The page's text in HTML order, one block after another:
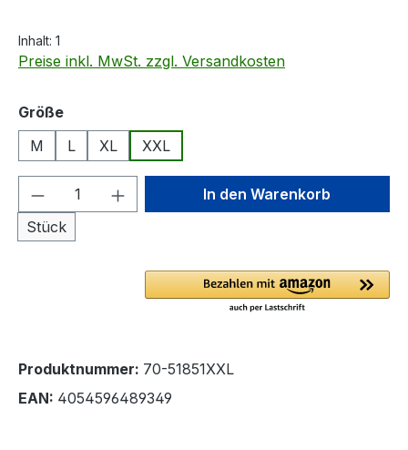
Inhalt: 1
Preise inkl. MwSt. zzgl. Versandkosten
Größeauswählen
M
L XL XXL
Produkt Anzahl: Gib den
Stück
In den Warenkorb
Produktnummer: 70-51851XXL
EAN: 4054596489349